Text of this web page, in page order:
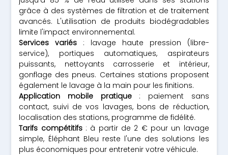
grâce à des systèmes de filtration et de traitement
avancés. L'utilisation de produits biodégradables
limite l'impact environnemental.
Services variés : lavage haute pression (libre-
service), portiques automatiques, aspirateurs
puissants, nettoyants carrosserie et intérieur,
gonflage des pneus. Certaines stations proposent
également le lavage à la main pour les finitions.
Application mobile pratique: paiement sans
contact, suivi de vos lavages, bons de réduction,
localisation des stations, programme de fidélité.
Tarifs compétitifs: à partir de 2 € pour un lavage
simple, Éléphant Bleu reste l'une des solutions les
plus économiques pour entretenir votre véhicule.